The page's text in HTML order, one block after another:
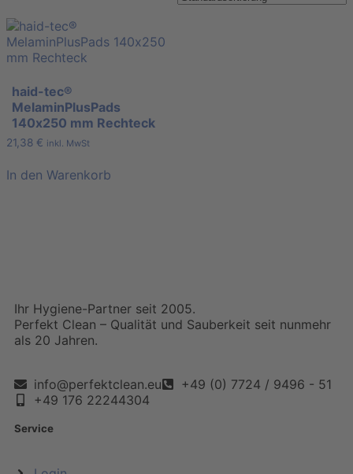
haid-tec®
MelaminPlusPads
140х250 mm Rechteck
21,38 € inkl. MwSt
In den Warenkorb
Ihr Hygiene-Partner seit 2005.
Perfekt Clean – Qualität und Sauberkeit seit nunmehr
als 20 Jahren.
info@perfektclean.eu
+49 (0) 7724 / 9496 - 51
+49 176 22244304
Service